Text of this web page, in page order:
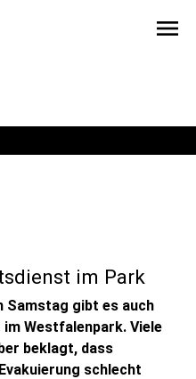
menu
im Park
Samstag gibt es auch
Westfalenpark. Viele
beklagt, dass
schlecht